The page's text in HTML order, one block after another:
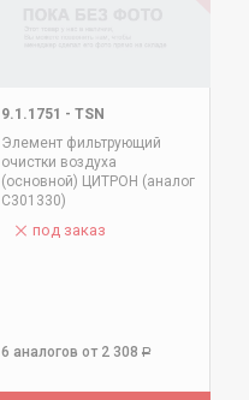
9.1.1751 - TSN
Элемент фильтрующий
очистки воздуха
(основной) ЦИТРОН (аналог
C301330)
под заказ
6 аналогов от 2 308 Р